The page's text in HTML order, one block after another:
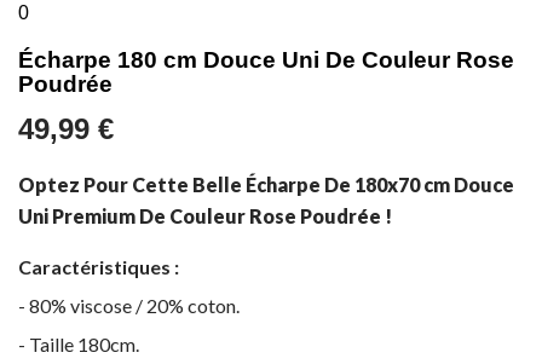
0
Écharpe 180 cm Douce Uni De Couleur Rose
Poudrée
49,99 €
Optez Pour Cette Belle Écharpe De 180x70 cm Douce
Uni Premium De Couleur Rose Poudrée !
Caractéristiques :
- 80% viscose / 20% coton.
- Taille 180cm.